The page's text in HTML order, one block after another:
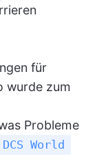
für
wurde zum
Probleme
DCS World